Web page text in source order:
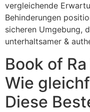
vergleichende
Behinderungen
sicheren Umgebung,
unterhaltsamer &
Book of Ra
Wie
Diese